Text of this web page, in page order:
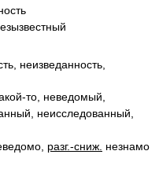
неизведанность,
то, неведомый,
неисследованный,
разг.-сниж. незнамо